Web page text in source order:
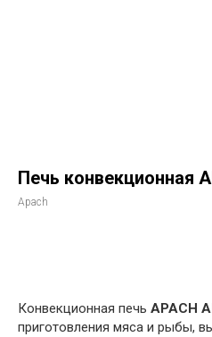
Печь конвекционная
Apach
Конвекционная печь APACH
приготовления мяса и рыбы,